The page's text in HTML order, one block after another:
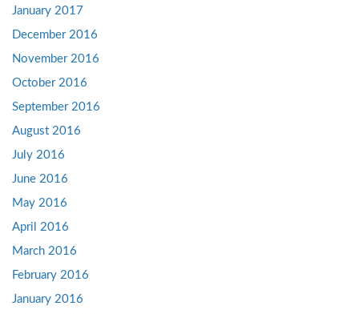
January 2017
December 2016
November 2016
October 2016
September 2016
August 2016
July 2016
June 2016
May 2016
April 2016
March 2016
February 2016
January 2016